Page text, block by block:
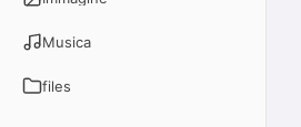
Musica
files